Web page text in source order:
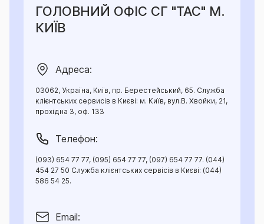
ГОЛОВНИЙ ОФІС СГ "ТАС" М.
КИЇВ
Адреса:
03062, Україна, Київ, пр. Берестейський, 65. Служба
клієнтських сервисів в Києві: м. Київ, вул.В. Хвойки, 21,
прохідна 3, оф. 133
Телефон:
(093) 654 77 77, (095) 654 77 77, (097) 654 77 77. (044)
454 27 50 Служба клієнтських сервісів в Києві: (044)
586 54 25.
Email: